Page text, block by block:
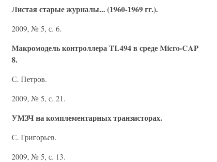
Листая старые журналы... (1960-1969 гг.).
2009, № 5, с. 6.
Макромодель контроллера TL494 в среде Micro-CAP
8.
С. Петров.
2009, № 5, с. 21.
УМЗЧ на комплементарных транзисторах.
С. Григорьев.
2009, № 5, с. 13.